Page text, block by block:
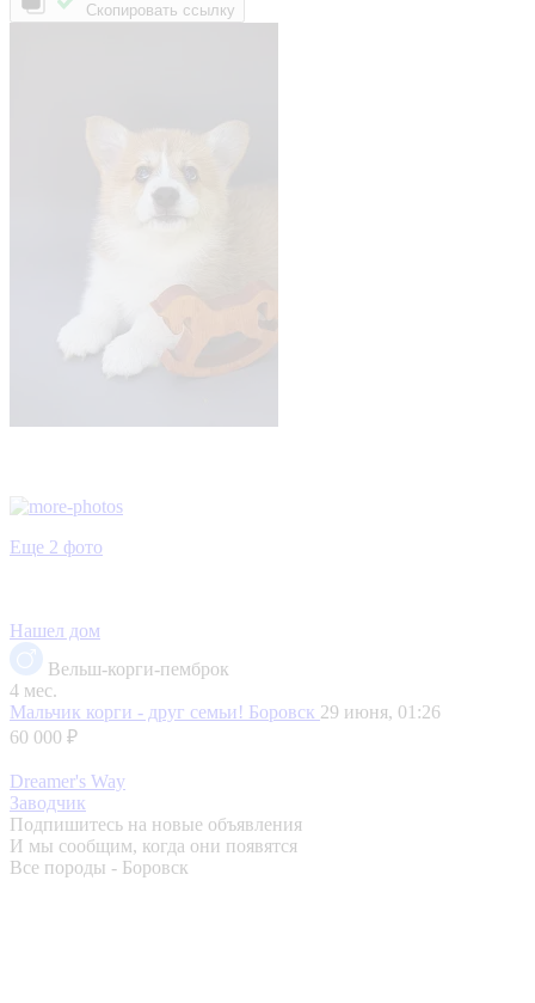
Скопировать ссылку
Еще 2 фото
Нашел дом
Вельш-корги-пемброк
4 мес.
Мальчик корги - друг семьи! Боровск 29 июня, 01:26
60 000 ₽
Dreamer's Way
Заводчик
Подпишитесь на новые объявления
И мы сообщим, когда они появятся
Все породы - Боровск